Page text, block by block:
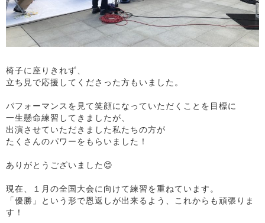
椅子に座りきれず、
立ち見で応援してくださった方もいました。
パフォーマンスを見て笑顔になっていただくことを目標に
一生懸命練習してきましたが、
出演させていただきました私たちの方が
たくさんのパワーをもらいました！
ありがとうございました😊
現在、１月の全国大会に向けて練習を重ねています。
「優勝」という形で恩返しが出来るよう、これからも頑張りま
す！